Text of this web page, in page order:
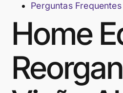
Perguntas Frequentes
Home